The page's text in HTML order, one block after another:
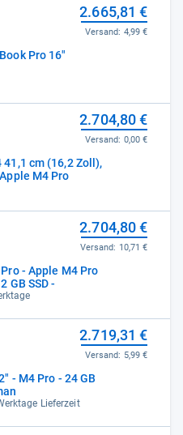
Pro 16"
2.665,81 €
Versand: 4,99 €
cm (16,2 Zoll),
M4 Pro
2.704,80 €
Versand: 0,00 €
- Apple M4 Pro
GB SSD -
2.704,80 €
Versand: 10,71 €
- M4 Pro - 24 GB
Lieferzeit
2.719,31 €
Versand: 5,99 €